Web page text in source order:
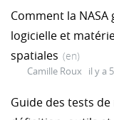
Comment la
logicielle et
spatiales (en)
Camille Roux il y a
Guide des tests